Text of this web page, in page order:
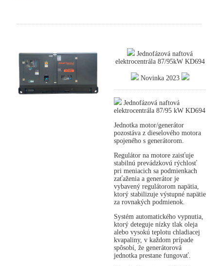
Jednofázová naftová
elektrocentrála 87/95kW KD694
Novinka 2023
Jednofázová naftová
elektrocentrála 87/95 kW KD694
Jednotka motor/generátor
pozostáva z dieselového motora
spojeného s generátorom.
Regulátor na motore zaisťuje
stabilnú prevádzkovú rýchlosť
pri meniacich sa podmienkach
zaťaženia a generátor je
vybavený regulátorom napätia,
ktorý stabilizuje výstupné napätie
za rovnakých podmienok.
Systém automatického vypnutia,
ktorý deteguje nízky tlak oleja
alebo vysokú teplotu chladiacej
kvapaliny, v každom prípade
spôsobí, že generátorová
jednotka prestane fungovať.